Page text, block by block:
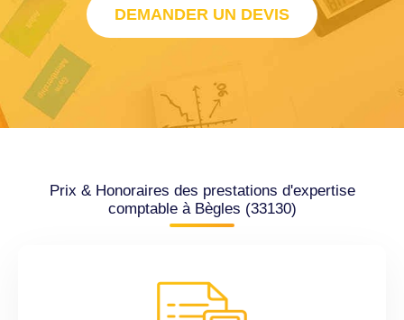
DEMANDER UN DEVIS
Prix & Honoraires des prestations d'expertise
comptable à Bègles (33130)